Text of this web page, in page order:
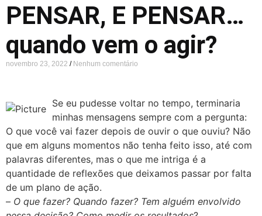
PENSAR, E PENSAR…
quando vem o agir?
novembro 23, 2022 Nenhum comentário
Se eu pudesse voltar no tempo, terminaria
minhas mensagens sempre com a pergunta:
O que você vai fazer depois de ouvir o que ouviu? Não
que em alguns momentos não tenha feito isso, até com
palavras diferentes, mas o que me intriga é a
quantidade de reflexões que deixamos passar por falta
de um plano de ação.
– O que fazer? Quando fazer? Tem alguém envolvido